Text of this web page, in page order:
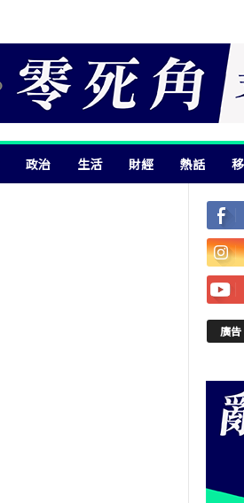
政治 生活 財經 熱話
廣告